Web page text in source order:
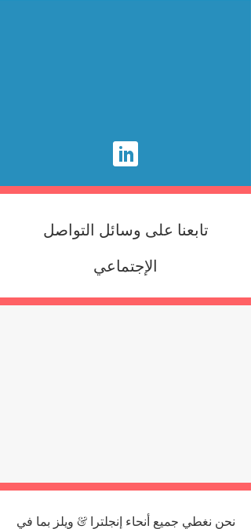
تابعنا على وسائل التواصل
الإجتماعي
نحن نغطي جميع أنحاء إنجلترا & ويلز بما في